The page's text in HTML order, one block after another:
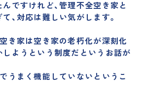
ですけれど、管理不全空き家と
、対応は難しい気がします。
き家は空き家の老朽化が深刻化
ようという制度だというお話が
うまく機能していないというこ